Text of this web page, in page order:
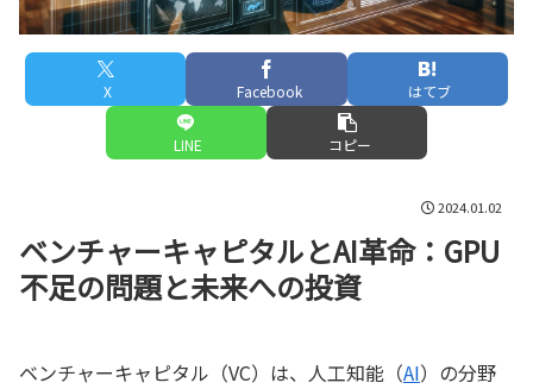
X Facebook はてブ
LINE コピー
2024.01.02
ベンチャーキャピタルとAI革命：GPU
不足の問題と未来への投資
ベンチャーキャピタル（VC）は、人工知能（AI）の分野